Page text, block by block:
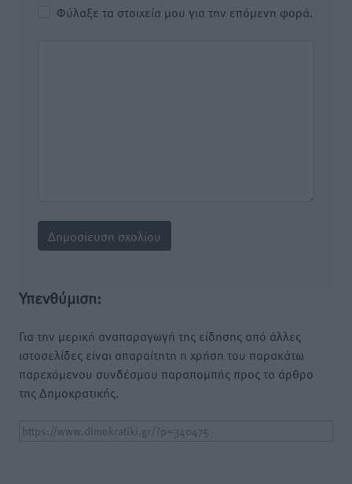
Φύλαξε τα στοιχεία μου για την επόμενη φορά.
Υπενθύμιση:
Για την μερική αναπαραγωγή της είδησης από άλλες
ιστοσελίδες είναι απαραίτητη η χρήση του παρακάτω
παρεχόμενου συνδέσμου παραπομπής προς το άρθρο
της Δημοκρατικής.